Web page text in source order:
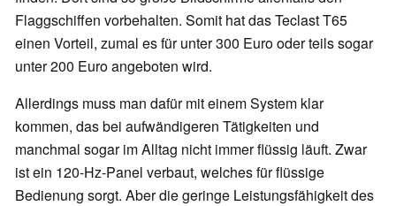
Flaggschiffen vorbehalten. Somit hat das Teclast T65
einen Vorteil, zumal es für unter 300 Euro oder teils sogar
unter 200 Euro angeboten wird.
Allerdings muss man dafür mit einem System klar
kommen, das bei aufwändigeren Tätigkeiten und
manchmal sogar im Alltag nicht immer flüssig läuft. Zwar
ist ein 120-Hz-Panel verbaut, welches für flüssige
Bedienung sorgt. Aber die geringe Leistungsfähigkeit des